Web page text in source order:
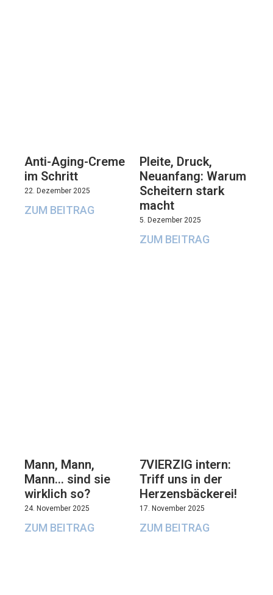
Anti-Aging-Creme
im Schritt
22. Dezember 2025
ZUM BEITRAG
Pleite, Druck,
Neuanfang: Warum
Scheitern stark
macht
5. Dezember 2025
ZUM BEITRAG
Mann, Mann,
Mann… sind sie
wirklich so?
24. November 2025
ZUM BEITRAG
7VIERZIG intern:
Triff uns in der
Herzensbäckerei!
17. November 2025
ZUM BEITRAG